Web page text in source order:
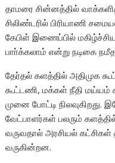
தாமரை சின்னத்தில்
சிலிண்டரில் பிரியாணி
கேபிள் இணைப்பில்
பாா்க்கலாம் என்று நடிகை
தேர்தல் களத்தில் அதிமுக
கூட்டணி, மக்கள் நீதி மய்யம்
முனை போட்டி நிலவுகிறது.
வேட்பாளர்கள் பலரும்
வருவதால் அரசியல் கட்சிகள்
வருகின்றன.